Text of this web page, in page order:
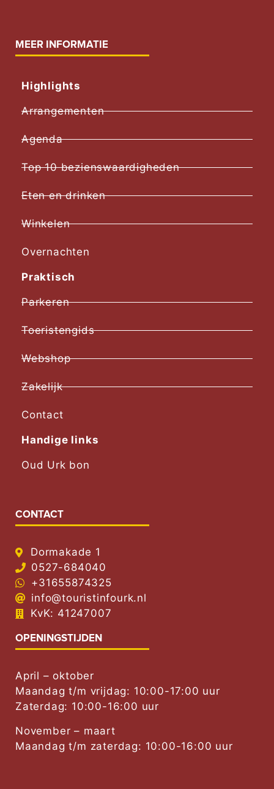
MEER INFORMATIE
Highlights
Arrangementen
Agenda
Top 10 bezienswaardigheden
Eten en drinken
Winkelen
Overnachten
Praktisch
Parkeren
Toeristengids
Webshop
Zakelijk
Contact
Handige links
Oud Urk bon
CONTACT
Dormakade 1
0527-684040
+31655874325
info@touristinfourk.nl
KvK: 41247007
OPENINGSTIJDEN
April – oktober
Maandag t/m vrijdag: 10:00-17:00 uur
Zaterdag: 10:00-16:00 uur
November – maart
Maandag t/m zaterdag: 10:00-16:00 uur